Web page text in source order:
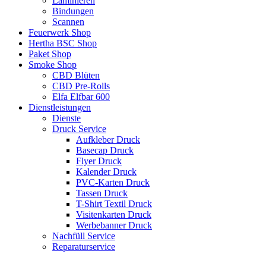
Bindungen
Scannen
Feuerwerk Shop
Hertha BSC Shop
Paket Shop
Smoke Shop
CBD Blüten
CBD Pre-Rolls
Elfa Elfbar 600
Dienstleistungen
Dienste
Druck Service
Aufkleber Druck
Basecap Druck
Flyer Druck
Kalender Druck
PVC-Karten Druck
Tassen Druck
T-Shirt Textil Druck
Visitenkarten Druck
Werbebanner Druck
Nachfüll Service
Reparaturservice